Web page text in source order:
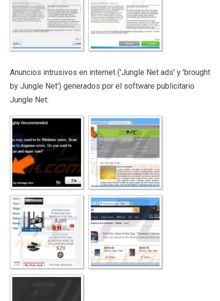
Anuncios intrusivos en internet ('Jungle Net ads' y 'brought
by Jungle Net') generados por el software publicitario
Jungle Net: